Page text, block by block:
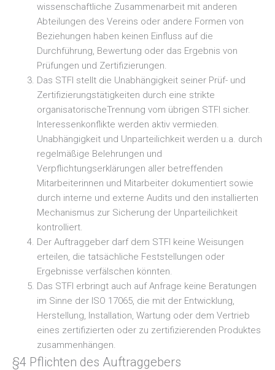
wissenschaftliche Zusammenarbeit mit anderen
Abteilungen des Vereins oder andere Formen von
Beziehungen haben keinen Einfluss auf die
Durchführung, Bewertung oder das Ergebnis von
Prüfungen und Zertifizierungen.
Das STFI stellt die Unabhängigkeit seiner Prüf- und
Zertifizierungstätigkeiten durch eine strikte
organisatorischeTrennung vom übrigen STFI sicher.
Interessenkonflikte werden aktiv vermieden.
Unabhängigkeit und Unparteilichkeit werden u.a. durch
regelmäßige Belehrungen und
Verpflichtungserklärungen aller betreffenden
Mitarbeiterinnen und Mitarbeiter dokumentiert sowie
durch interne und externe Audits und den installierten
Mechanismus zur Sicherung der Unparteilichkeit
kontrolliert.
Der Auftraggeber darf dem STFI keine Weisungen
erteilen, die tatsächliche Feststellungen oder
Ergebnisse verfälschen könnten.
Das STFI erbringt auch auf Anfrage keine Beratungen
im Sinne der ISO 17065, die mit der Entwicklung,
Herstellung, Installation, Wartung oder dem Vertrieb
eines zertifizierten oder zu zertifizierenden Produktes
zusammenhängen.
§4 Pflichten des Auftraggebers